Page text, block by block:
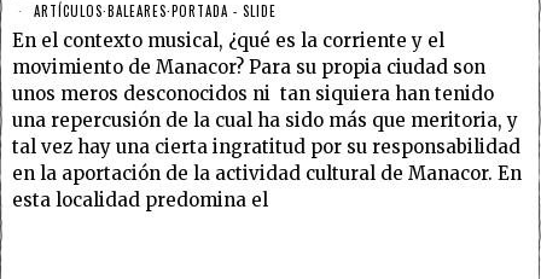
ARTÍCULOS·BALEARES·PORTADA - SLIDE
En el contexto musical, ¿qué es la corriente y el
movimiento de Manacor? Para su propia ciudad son
unos meros desconocidos ni tan siquiera han tenido
una repercusión de la cual ha sido más que meritoria, y
tal vez hay una cierta ingratitud por su responsabilidad
en la aportación de la actividad cultural de Manacor. En
esta localidad predomina el